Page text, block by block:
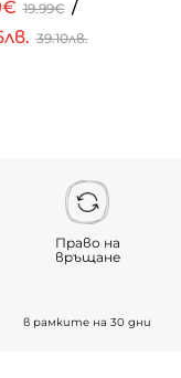
19.99€ /
39.10лв.
Право на
връщане
в рамките на 30 дни